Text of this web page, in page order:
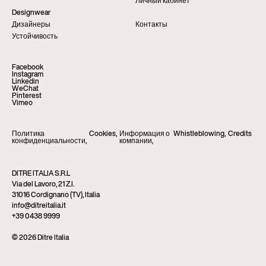
Designwear
Дизайнеры
Контакты
Устойчивость
Facebook
Instagram
Linkedin
WeChat
Pinterest
Vimeo
Политика
конфиденциальности,
Cookies, Информация о
компании,
Whistleblowing, Credits
DITRE ITALIA S.R.L
Via del Lavoro, 21 Z.I.
31016 Cordignano (TV), Italia
info@ditreitalia.it
+39 0438 9999
© 2026 Ditre Italia